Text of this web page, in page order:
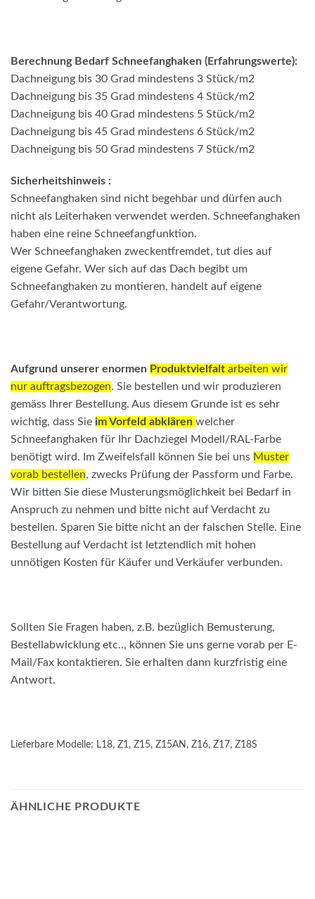
Berechnung Bedarf Schneefanghaken (Erfahrungswerte):
Dachneigung bis 30 Grad mindestens 3 Stück/m2
Dachneigung bis 35 Grad mindestens 4 Stück/m2
Dachneigung bis 40 Grad mindestens 5 Stück/m2
Dachneigung bis 45 Grad mindestens 6 Stück/m2
Dachneigung bis 50 Grad mindestens 7 Stück/m2
Sicherheitshinweis :
Schneefanghaken sind nicht begehbar und dürfen auch
nicht als Leiterhaken verwendet werden. Schneefanghaken
haben eine reine Schneefangfunktion.
Wer Schneefanghaken zweckentfremdet, tut dies auf
eigene Gefahr. Wer sich auf das Dach begibt um
Schneefanghaken zu montieren, handelt auf eigene
Gefahr/Verantwortung.
Aufgrund unserer enormen Produktvielfalt arbeiten wir
nur auftragsbezogen. Sie bestellen und wir produzieren
gemäss Ihrer Bestellung. Aus diesem Grunde ist es sehr
wichtig, dass Sie im Vorfeld abklären welcher
Schneefanghaken für Ihr Dachziegel Modell/RAL-Farbe
benötigt wird. Im Zweifelsfall können Sie bei uns Muster
vorab bestellen, zwecks Prüfung der Passform und Farbe.
Wir bitten Sie diese Musterungsmöglichkeit bei Bedarf in
Anspruch zu nehmen und bitte nicht auf Verdacht zu
bestellen. Sparen Sie bitte nicht an der falschen Stelle. Eine
Bestellung auf Verdacht ist letztendlich mit hohen
unnötigen Kosten für Käufer und Verkäufer verbunden.
Sollten Sie Fragen haben, z.B. bezüglich Bemusterung,
Bestellabwicklung etc.., können Sie uns gerne vorab per E-
Mail/Fax kontaktieren. Sie erhalten dann kurzfristig eine
Antwort.
Lieferbare Modelle: L18, Z1, Z15, Z15AN, Z16, Z17, Z18S
ÄHNLICHE PRODUKTE